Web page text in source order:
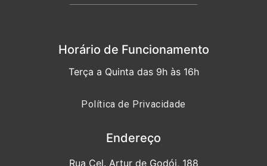
Horário de Funcionamento
Terça a Quinta das 9h às 16h
Política de Privacidade
Endereço
Rua Cel. Artur de Godói, 188